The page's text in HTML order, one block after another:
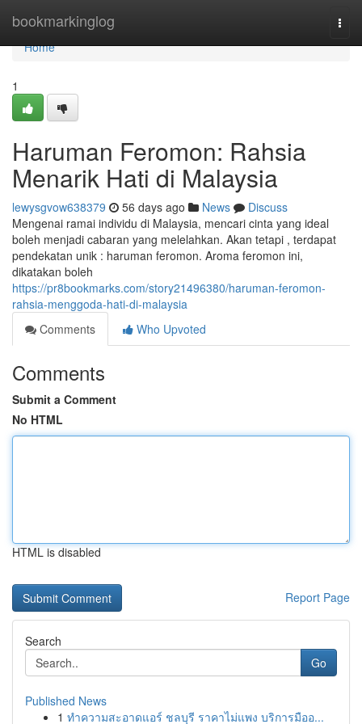
bookmarkinglog
Home
Home
1
Haruman Feromon: Rahsia
Menarik Hati di Malaysia
lewysgvow638379 56 days ago News
Discuss
Mengenai ramai individu di Malaysia, mencari cinta yang ideal
boleh menjadi cabaran yang melelahkan. Akan tetapi , terdapat
pendekatan unik : haruman feromon. Aroma feromon ini,
dikatakan boleh
https://pr8bookmarks.com/story21496380/haruman-feromon-
rahsia-menggoda-hati-di-malaysia
Comments
Who Upvoted
Comments
Submit a Comment
No HTML
HTML is disabled
Report Page
Search
Go
Published News
1 ทำความสะอาดแอร์ ชลบุรี ราคาไม่แพง บริการมืออ...